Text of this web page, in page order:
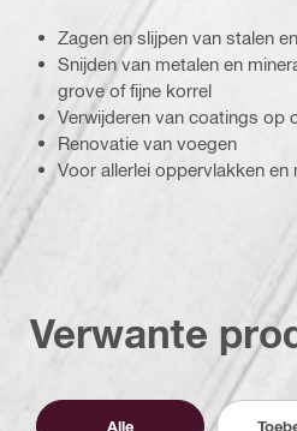
Zagen en slijpen van stalen
Snijden van metalen en
grove of fijne korrel
Verwijderen van coatings op
Renovatie van voegen
Voor allerlei oppervlakken en
Verwante
Alle